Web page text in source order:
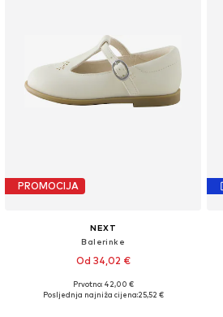
PROMOCIJA
NEXT
Balerinke
Od 34,02 €
Dostupne veličine: 21,5, 23, 24, 25,5, 26,5
Prvotno: 42,00 €
Posljednja najniža cijena:25,52 €